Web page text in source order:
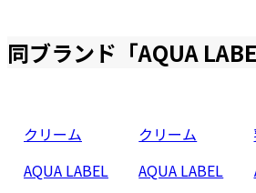
同ブランド「AQUA
クリーム
AQUA LABEL
クリーム
AQUA LABEL